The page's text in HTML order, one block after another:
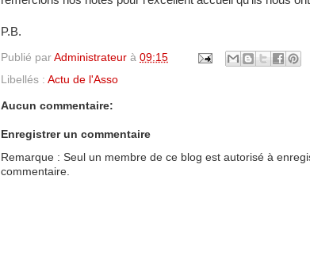
P.B.
Publié par Administrateur à 09:15
Libellés : Actu de l'Asso
Aucun commentaire:
Enregistrer un commentaire
Remarque : Seul un membre de ce blog est autorisé à
commentaire.